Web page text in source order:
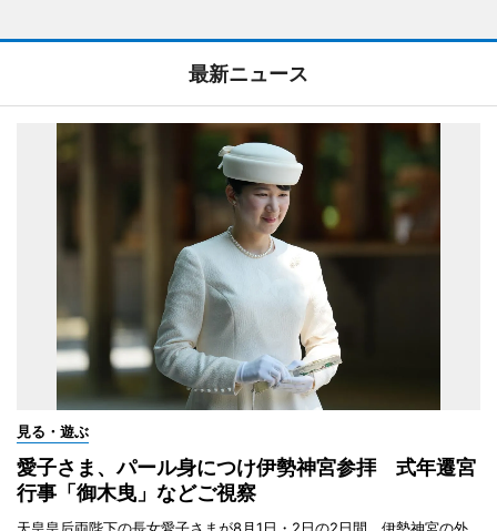
最新ニュース
見る・遊ぶ
愛子さま、パール身につけ伊勢神宮参拝 式年遷宮
行事「御木曳」などご視察